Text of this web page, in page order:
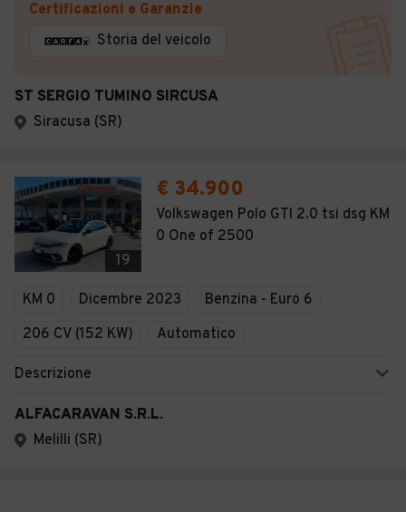
Certificazioni e Garanzie
Storia del veicolo
ST SERGIO TUMINO SIRCUSA
Siracusa (SR)
19
€ 34.900
Volkswagen Polo GTI 2.0 tsi dsg KM
0 One of 2500
KM 0 Dicembre 2023
Benzina - Euro 6
206 CV (152 KW)
Automatico
Descrizione
ALFACARAVAN S.R.L.
Melilli (SR)